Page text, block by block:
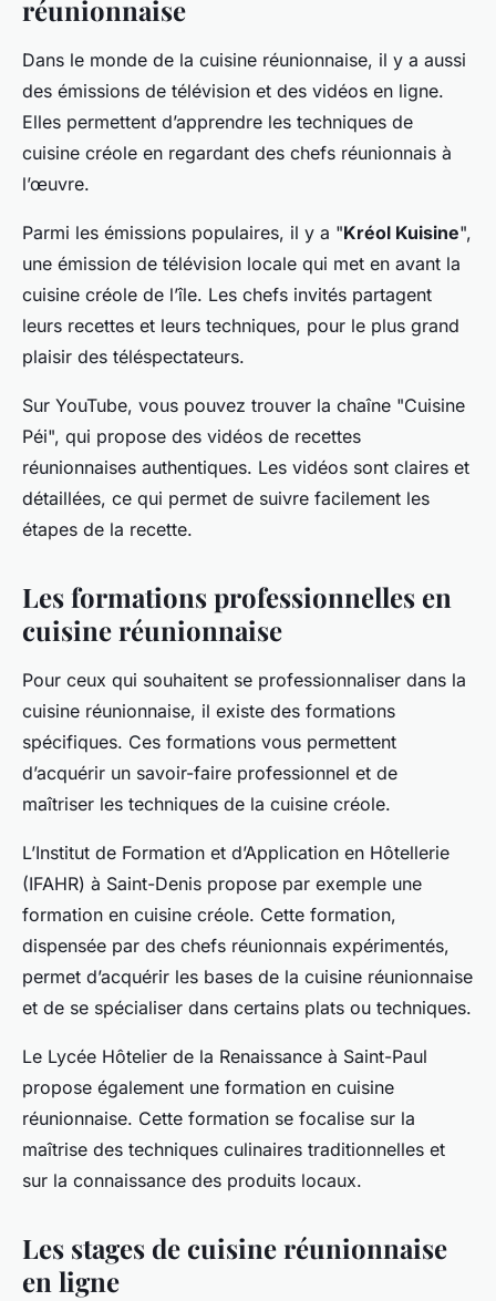
réunionnaise
Dans le monde de la cuisine réunionnaise, il y a aussi
des émissions de télévision et des vidéos en ligne.
Elles permettent d’apprendre les techniques de
cuisine créole en regardant des chefs réunionnais à
l’œuvre.
Parmi les émissions populaires, il y a "Kréol Kuisine",
une émission de télévision locale qui met en avant la
cuisine créole de l’île. Les chefs invités partagent
leurs recettes et leurs techniques, pour le plus grand
plaisir des téléspectateurs.
Sur YouTube, vous pouvez trouver la chaîne "Cuisine
Péi", qui propose des vidéos de recettes
réunionnaises authentiques. Les vidéos sont claires et
détaillées, ce qui permet de suivre facilement les
étapes de la recette.
Les formations professionnelles en
cuisine réunionnaise
Pour ceux qui souhaitent se professionnaliser dans la
cuisine réunionnaise, il existe des formations
spécifiques. Ces formations vous permettent
d’acquérir un savoir-faire professionnel et de
maîtriser les techniques de la cuisine créole.
L’Institut de Formation et d’Application en Hôtellerie
(IFAHR) à Saint-Denis propose par exemple une
formation en cuisine créole. Cette formation,
dispensée par des chefs réunionnais expérimentés,
permet d’acquérir les bases de la cuisine réunionnaise
et de se spécialiser dans certains plats ou techniques.
Le Lycée Hôtelier de la Renaissance à Saint-Paul
propose également une formation en cuisine
réunionnaise. Cette formation se focalise sur la
maîtrise des techniques culinaires traditionnelles et
sur la connaissance des produits locaux.
Les stages de cuisine réunionnaise
en ligne